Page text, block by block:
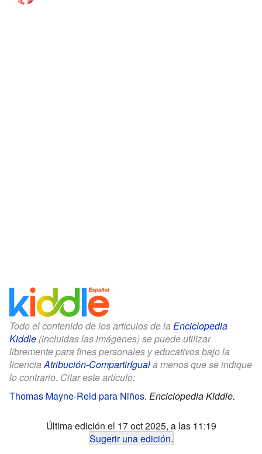
Todo el contenido de los artículos de la Enciclopedia
Kiddle (incluidas las imágenes) se puede utilizar
libremente para fines personales y educativos bajo la
licenciaAtribución-CompartirIguala menos que se indique
lo contrario. Citar este artículo:
Thomas Mayne-Reid para Niños. Enciclopedia Kiddle.
Última edición el 17 oct 2025, a las 11:19
Sugerir una edición.